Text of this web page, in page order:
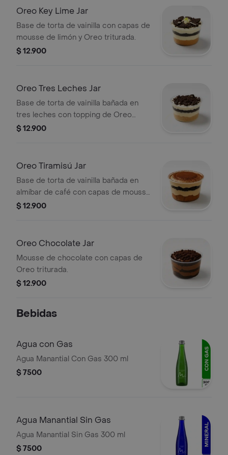
Oreo Key Lime Jar
Base de torta de vainilla con capas de
mousse de limón y Oreo triturada.
$ 12.900
Oreo Tres Leches Jar
Base de torta de vainilla bañada en
tres leches con topping de Oreo
triturada.
$ 12.900
Oreo Tiramisú Jar
Base de torta de vainilla bañada en
almíbar de café con capas de mousse
de tiramisú y Oreo.
$ 12.900
Oreo Chocolate Jar
Mousse de chocolate con capas de
Oreo triturada.
$ 12.900
Bebidas
Agua con Gas
Agua Manantial Con Gas 300 ml
$ 7500
Agua Manantial Sin Gas
Agua Manantial Sin Gas 300 ml
$ 7500